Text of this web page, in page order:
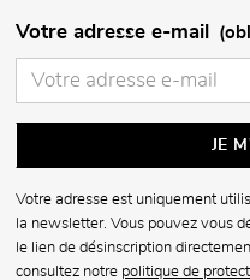
Votre adresse e-mail
Votre adresse est uniquement
la newsletter. Vous pouvez vous
le lien de désinscription
consultez notre politique de